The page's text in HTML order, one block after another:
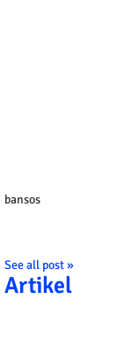
bansos
See all post »
Artikel